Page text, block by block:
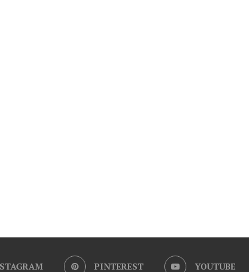
PINTEREST YOUTUBE